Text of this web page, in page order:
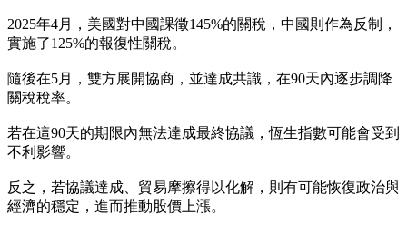
2025年4月，美國對中國課徵145%的關稅，中國則作為反制，
實施了125%的報復性關稅。
隨後在5月，雙方展開協商，並達成共識，在90天內逐步調降
關稅稅率。
若在這90天的期限內無法達成最終協議，恆生指數可能會受到
不利影響。
反之，若協議達成、貿易摩擦得以化解，則有可能恢復政治與
經濟的穩定，進而推動股價上漲。